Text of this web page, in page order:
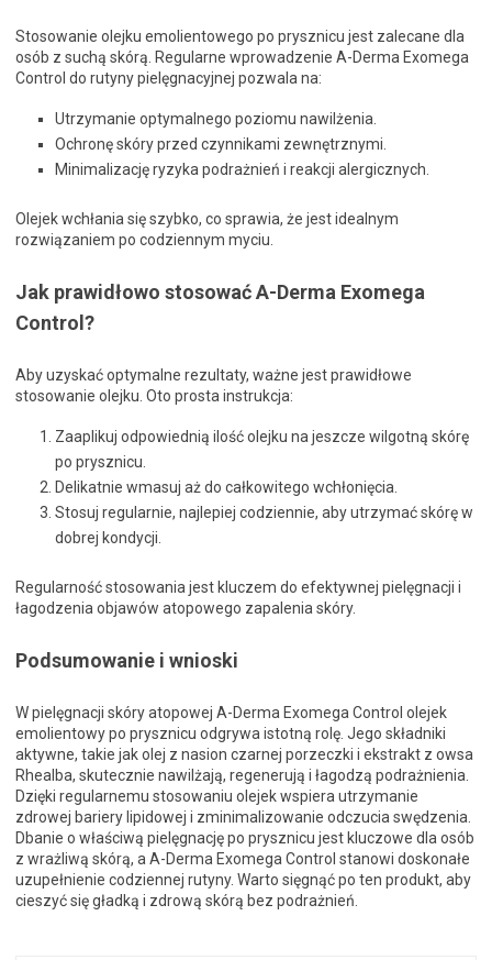
Stosowanie olejku emolientowego po prysznicu jest zalecane dla
osób z suchą skórą. Regularne wprowadzenie A-Derma Exomega
Control do rutyny pielęgnacyjnej pozwala na:
Utrzymanie optymalnego poziomu nawilżenia.
Ochronę skóry przed czynnikami zewnętrznymi.
Minimalizację ryzyka podrażnień i reakcji alergicznych.
Olejek wchłania się szybko, co sprawia, że jest idealnym
rozwiązaniem po codziennym myciu.
Jak prawidłowo stosować A-Derma Exomega
Control?
Aby uzyskać optymalne rezultaty, ważne jest prawidłowe
stosowanie olejku. Oto prosta instrukcja:
Zaaplikuj odpowiednią ilość olejku na jeszcze wilgotną skórę
po prysznicu.
Delikatnie wmasuj aż do całkowitego wchłonięcia.
Stosuj regularnie, najlepiej codziennie, aby utrzymać skórę w
dobrej kondycji.
Regularność stosowania jest kluczem do efektywnej pielęgnacji i
łagodzenia objawów atopowego zapalenia skóry.
Podsumowanie i wnioski
W pielęgnacji skóry atopowej A-Derma Exomega Control olejek
emolientowy po prysznicu odgrywa istotną rolę. Jego składniki
aktywne, takie jak olej z nasion czarnej porzeczki i ekstrakt z owsa
Rhealba, skutecznie nawilżają, regenerują i łagodzą podrażnienia.
Dzięki regularnemu stosowaniu olejek wspiera utrzymanie
zdrowej bariery lipidowej i zminimalizowanie odczucia swędzenia.
Dbanie o właściwą pielęgnację po prysznicu jest kluczowe dla osób
z wrażliwą skórą, a A-Derma Exomega Control stanowi doskonałe
uzupełnienie codziennej rutyny. Warto sięgnąć po ten produkt, aby
cieszyć się gładką i zdrową skórą bez podrażnień.